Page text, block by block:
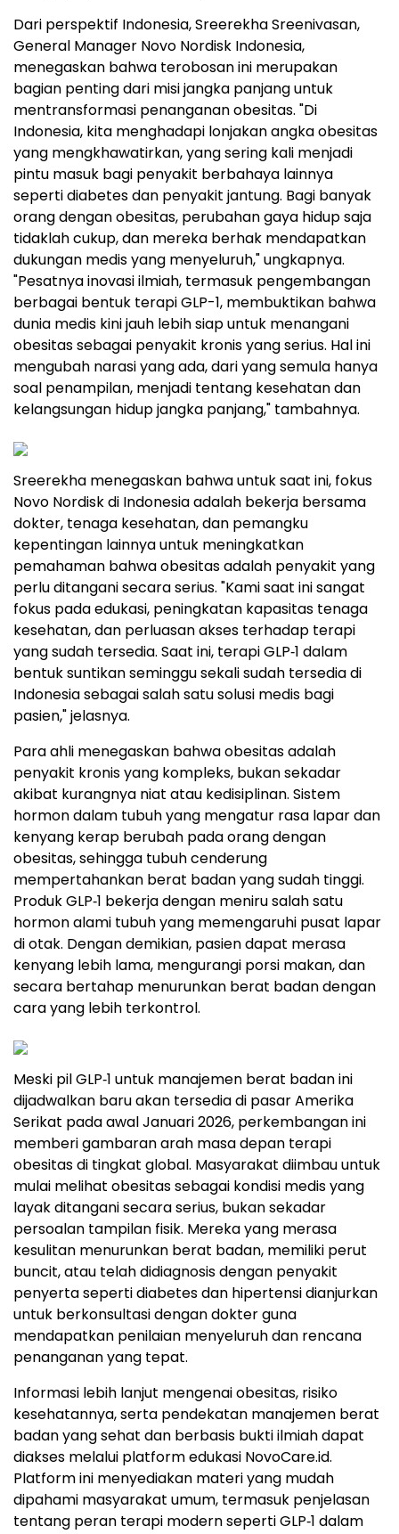
Dari perspektif Indonesia, Sreerekha Sreenivasan,
General Manager Novo Nordisk Indonesia,
menegaskan bahwa terobosan ini merupakan
bagian penting dari misi jangka panjang untuk
mentransformasi penanganan obesitas. "Di
Indonesia, kita menghadapi lonjakan angka obesitas
yang mengkhawatirkan, yang sering kali menjadi
pintu masuk bagi penyakit berbahaya lainnya
seperti diabetes dan penyakit jantung. Bagi banyak
orang dengan obesitas, perubahan gaya hidup saja
tidaklah cukup, dan mereka berhak mendapatkan
dukungan medis yang menyeluruh," ungkapnya.
"Pesatnya inovasi ilmiah, termasuk pengembangan
berbagai bentuk terapi GLP-1, membuktikan bahwa
dunia medis kini jauh lebih siap untuk menangani
obesitas sebagai penyakit kronis yang serius. Hal ini
mengubah narasi yang ada, dari yang semula hanya
soal penampilan, menjadi tentang kesehatan dan
kelangsungan hidup jangka panjang," tambahnya.
Sreerekha menegaskan bahwa untuk saat ini, fokus
Novo Nordisk di Indonesia adalah bekerja bersama
dokter, tenaga kesehatan, dan pemangku
kepentingan lainnya untuk meningkatkan
pemahaman bahwa obesitas adalah penyakit yang
perlu ditangani secara serius. "Kami saat ini sangat
fokus pada edukasi, peningkatan kapasitas tenaga
kesehatan, dan perluasan akses terhadap terapi
yang sudah tersedia. Saat ini, terapi GLP‑1 dalam
bentuk suntikan seminggu sekali sudah tersedia di
Indonesia sebagai salah satu solusi medis bagi
pasien," jelasnya.
Para ahli menegaskan bahwa obesitas adalah
penyakit kronis yang kompleks, bukan sekadar
akibat kurangnya niat atau kedisiplinan. Sistem
hormon dalam tubuh yang mengatur rasa lapar dan
kenyang kerap berubah pada orang dengan
obesitas, sehingga tubuh cenderung
mempertahankan berat badan yang sudah tinggi.
Produk GLP‑1 bekerja dengan meniru salah satu
hormon alami tubuh yang memengaruhi pusat lapar
di otak. Dengan demikian, pasien dapat merasa
kenyang lebih lama, mengurangi porsi makan, dan
secara bertahap menurunkan berat badan dengan
cara yang lebih terkontrol.
Meski pil GLP‑1 untuk manajemen berat badan ini
dijadwalkan baru akan tersedia di pasar Amerika
Serikat pada awal Januari 2026, perkembangan ini
memberi gambaran arah masa depan terapi
obesitas di tingkat global. Masyarakat diimbau untuk
mulai melihat obesitas sebagai kondisi medis yang
layak ditangani secara serius, bukan sekadar
persoalan tampilan fisik. Mereka yang merasa
kesulitan menurunkan berat badan, memiliki perut
buncit, atau telah didiagnosis dengan penyakit
penyerta seperti diabetes dan hipertensi dianjurkan
untuk berkonsultasi dengan dokter guna
mendapatkan penilaian menyeluruh dan rencana
penanganan yang tepat.
Informasi lebih lanjut mengenai obesitas, risiko
kesehatannya, serta pendekatan manajemen berat
badan yang sehat dan berbasis bukti ilmiah dapat
diakses melalui platform edukasi NovoCare.id.
Platform ini menyediakan materi yang mudah
dipahami masyarakat umum, termasuk penjelasan
tentang peran terapi modern seperti GLP‑1 dalam